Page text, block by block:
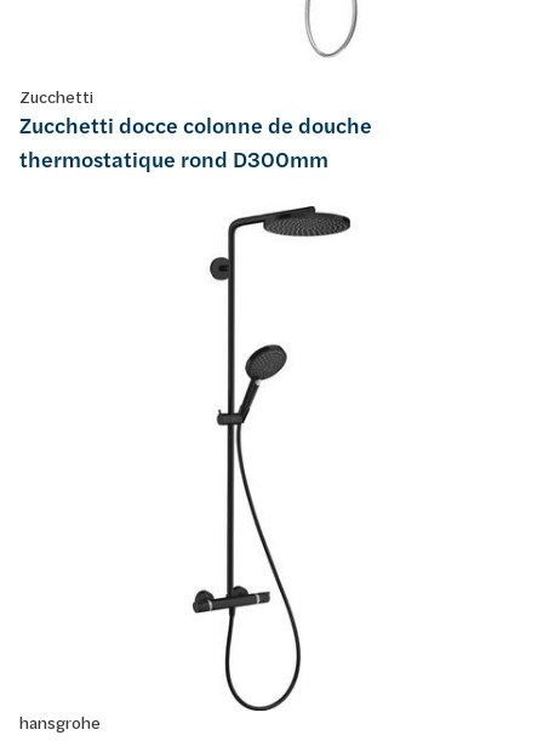
Zucchetti
Zucchetti docce colonne de douche
thermostatique rond D300mm
hansgrohe